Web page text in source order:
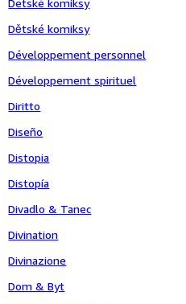
Detské komiksy
Dětské komiksy
Développement personnel
Développement spirituel
Diritto
Diseño
Distopia
Distopía
Divadlo & Tanec
Divination
Divinazione
Dom & Byt